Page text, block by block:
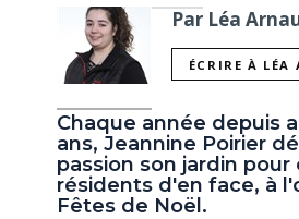
Par Léa
ÉCRIRE À LÉA
Chaque année depuis
ans, Jeannine Poirier
passion son jardin pour
résidents d'en face, à
Fêtes de Noël.